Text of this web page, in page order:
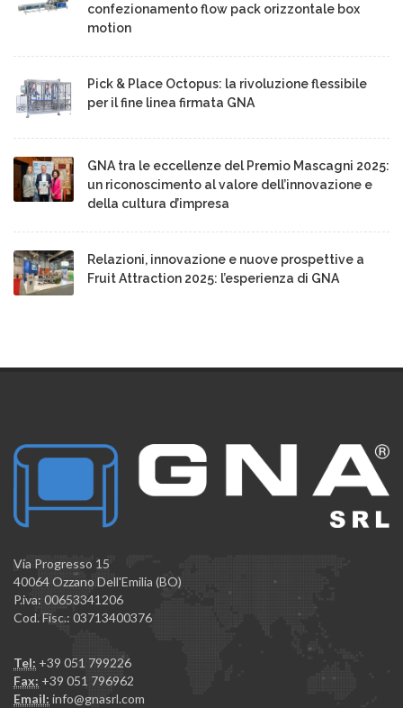
confezionamento flow pack orizzontale box
motion
Pick & Place Octopus: la rivoluzione flessibile
per il fine linea firmata GNA
GNA tra le eccellenze del Premio Mascagni 2025:
un riconoscimento al valore dell’innovazione e
della cultura d’impresa
Relazioni, innovazione e nuove prospettive a
Fruit Attraction 2025: l’esperienza di GNA
Via Progresso 15
40064 Ozzano Dell'Emilia (BO)
P.iva: 00653341206
Cod. Fisc.: 03713400376
Tel: +39 051 799226
Fax: +39 051 796962
Email: info@gnasrl.com